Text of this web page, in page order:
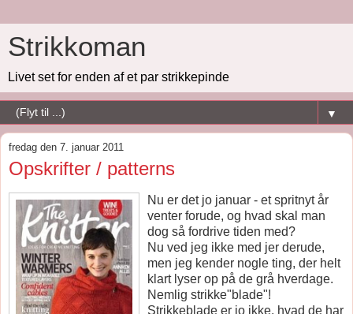
Strikkoman
Livet set for enden af et par strikkepinde
▼
fredag den 7. januar 2011
Opskrifter / patterns
Nu er det jo januar - et spritnyt år
venter forude, og hvad skal man
dog så fordrive tiden med?
Nu ved jeg ikke med jer derude,
men jeg kender nogle ting, der helt
klart lyser op på de grå hverdage.
Nemlig strikke"blade"!
Strikkeblade er jo ikke, hvad de har